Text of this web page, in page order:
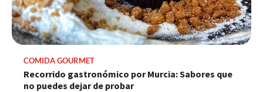
COMIDA GOURMET
Recorrido gastronómico por Murcia: Sabores que
no puedes dejar de probar